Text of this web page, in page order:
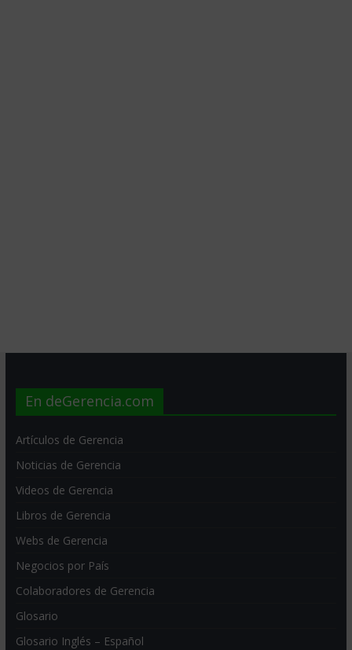
En deGerencia.com
Artículos de Gerencia
Noticias de Gerencia
Videos de Gerencia
Libros de Gerencia
Webs de Gerencia
Negocios por País
Colaboradores de Gerencia
Glosario
Glosario Inglés – Español